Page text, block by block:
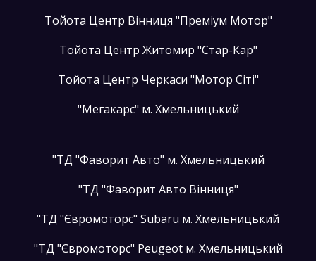
Тойота Центр Вінниця "Преміум Мотор"
Тойота Центр Житомир "Стар-Кар"
Тойота Центр Черкаси "Мотор Сіті"
"Мегакарс" м. Хмельницький
"ТД "Фаворит Авто" м. Хмельницький
"ТД "Фаворит Авто Вінниця"
"ТД "Євромоторс" Subaru м. Хмельницький
"ТД "Євромоторс" Peugeot м. Хмельницький